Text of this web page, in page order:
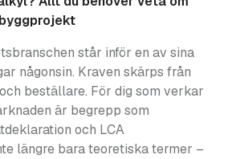
står inför en av sina
någonsin. Kraven skärps från
beställare. För dig som verkar
är begrepp som
och LCA
längre bara teoretiska termer –